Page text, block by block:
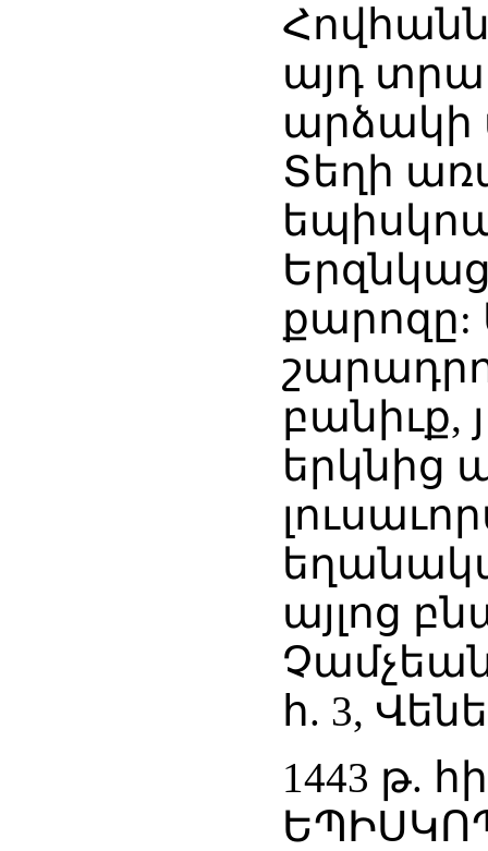
այդ
արձակի
Տեղի
քարոզը:
բանիւք,
երկնից
այլոց
հ. 3,
1443 թ.